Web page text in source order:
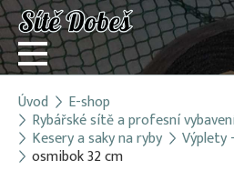
Přihlásit
Registrace
Úvod E-shop
Rybářské sítě a profesní
Kesery a saky na ryby Výplety
osmibok 32 cm